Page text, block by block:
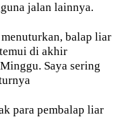
jalan lainnya.
balap liar
di akhir
Saya sering
para pembalap liar